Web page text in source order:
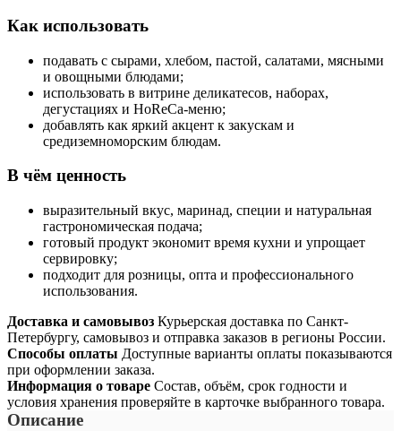
Как использовать
подавать с сырами, хлебом, пастой, салатами, мясными
и овощными блюдами;
использовать в витрине деликатесов, наборах,
дегустациях и HoReCa-меню;
добавлять как яркий акцент к закускам и
средиземноморским блюдам.
В чём ценность
выразительный вкус, маринад, специи и натуральная
гастрономическая подача;
готовый продукт экономит время кухни и упрощает
сервировку;
подходит для розницы, опта и профессионального
использования.
Доставка и самовывоз Курьерская доставка по Санкт-
Петербургу, самовывоз и отправка заказов в регионы России.
Способы оплаты Доступные варианты оплаты показываются
при оформлении заказа.
Информация о товаре Состав, объём, срок годности и
условия хранения проверяйте в карточке выбранного товара.
Описание